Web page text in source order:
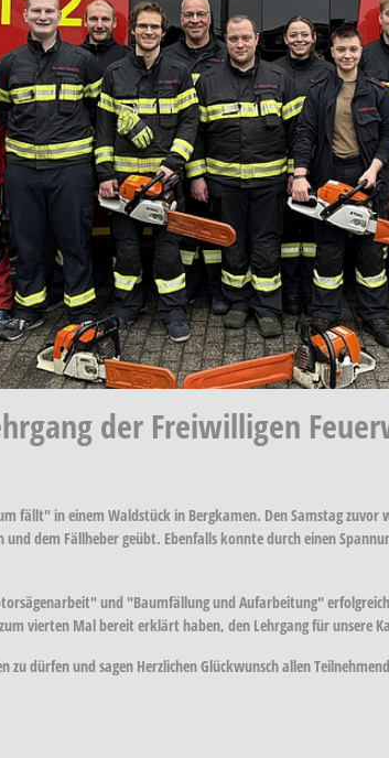
der Freiwilligen
fällt" in einem Waldstück in Bergkamen. Den Samstag
dem Fällheber geübt. Ebenfalls konnte durch einen
und "Baumfällung und Aufarbeitung"
vierten Mal bereit erklärt haben, den Lehrgang für unsere
dürfen und sagen Herzlichen Glückwunsch allen